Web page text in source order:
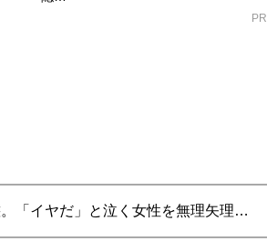
PR
「イヤだ」と泣く女性を無理矢理…